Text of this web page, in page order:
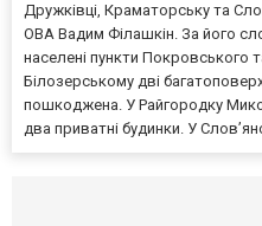
Дружківці, Краматорську та
ОВА Вадим Філашкін. За його
населені пункти Покровського
Білозерському дві
пошкоджена. У Райгородку
два приватні будинки. У